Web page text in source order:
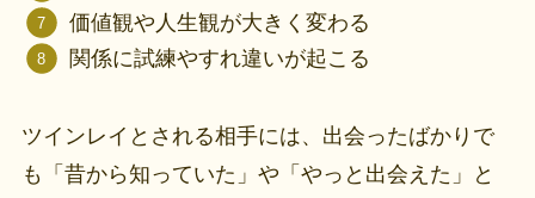
価値観や人生観が大きく変わる
関係に試練やすれ違いが起こる
ツインレイとされる相手には、出会ったばかりで
も「昔から知っていた」や「やっと出会えた」と